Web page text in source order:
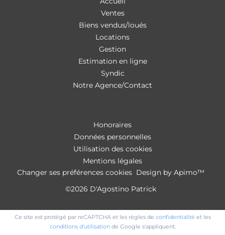
Ventes
Biens vendus/loués
Locations
Gestion
Estimation en ligne
Syndic
Notre Agence/Contact
Honoraires
Données personnelles
Utilisation des cookies
Mentions légales
Changer ses préférences cookies Design by Apimo™
©2026 D'Agostino Patrick
Ce site est protégé par reCAPTCHA et les règles de confidentialité et les
conditions d'utilisationde Google s'appliquent.